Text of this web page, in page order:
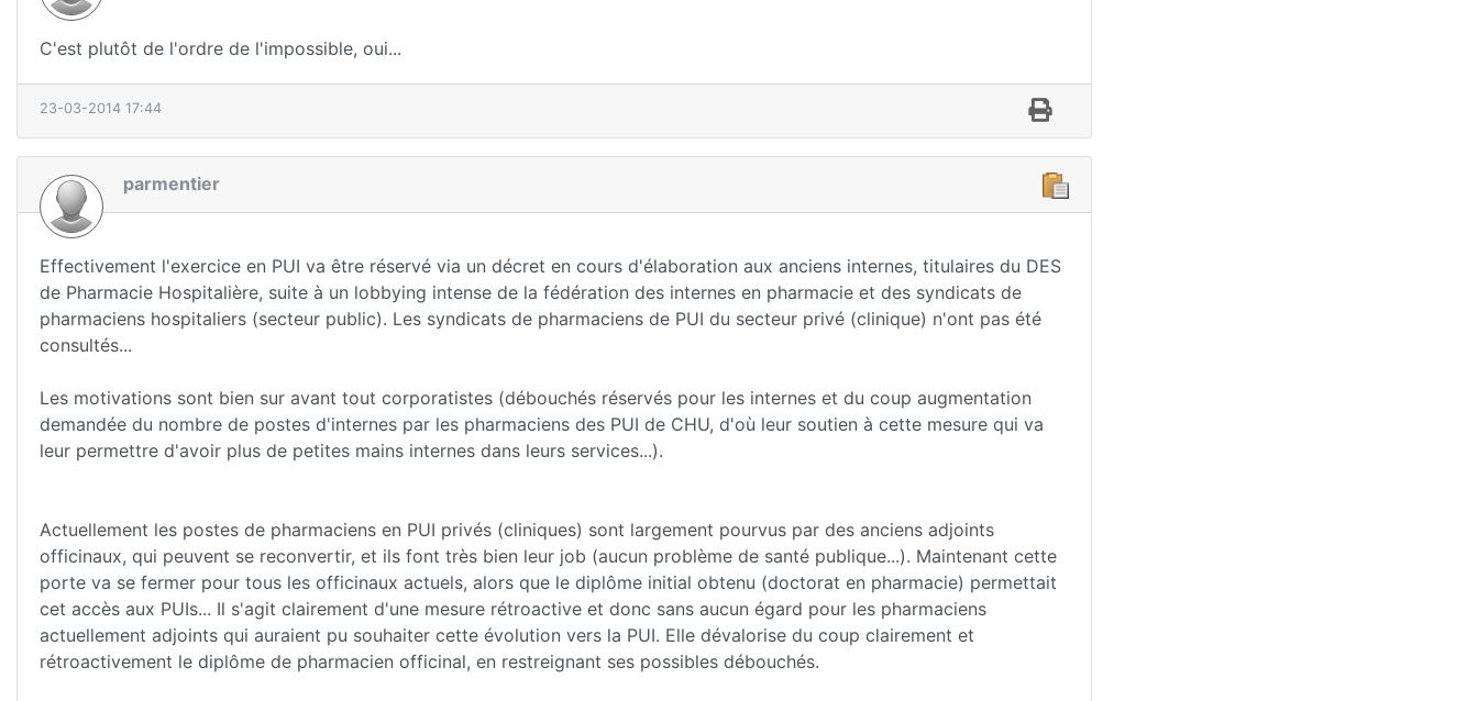
C'est plutôt de l'ordre de l'impossible, oui...
23-03-2014 17:44
parmentier
Effectivement l'exercice en PUI va être réservé via un décret en cours d'élaboration aux anciens internes, titulaires du DES
de Pharmacie Hospitalière, suite à un lobbying intense de la fédération des internes en pharmacie et des syndicats de
pharmaciens hospitaliers (secteur public). Les syndicats de pharmaciens de PUI du secteur privé (clinique) n'ont pas été
consultés...
Les motivations sont bien sur avant tout corporatistes (débouchés réservés pour les internes et du coup augmentation
demandée du nombre de postes d'internes par les pharmaciens des PUI de CHU, d'où leur soutien à cette mesure qui va
leur permettre d'avoir plus de petites mains internes dans leurs services...).
Actuellement les postes de pharmaciens en PUI privés (cliniques) sont largement pourvus par des anciens adjoints
officinaux, qui peuvent se reconvertir, et ils font très bien leur job (aucun problème de santé publique...). Maintenant cette
porte va se fermer pour tous les officinaux actuels, alors que le diplôme initial obtenu (doctorat en pharmacie) permettait
cet accès aux PUIs... Il s'agit clairement d'une mesure rétroactive et donc sans aucun égard pour les pharmaciens
actuellement adjoints qui auraient pu souhaiter cette évolution vers la PUI. Elle dévalorise du coup clairement et
rétroactivement le diplôme de pharmacien officinal, en restreignant ses possibles débouchés.